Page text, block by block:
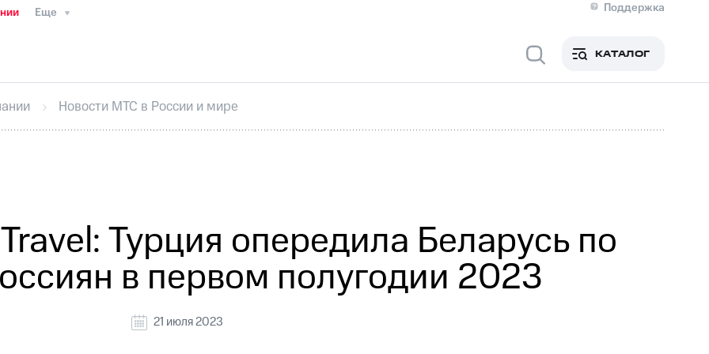
Еще
Поддержка
Медиа-центр
ИнтервьюФинансовая отчетностьКонтактыНовости в регионе
секретарьРаскрытие информации
кабинет акционераАкционерный капиталКонтроль и аудитРынок акций
КАТАЛОГ
Новости МТС в России и мире
Турция опередила Беларусь по
в первом полугодии 2023
21 июля 2023